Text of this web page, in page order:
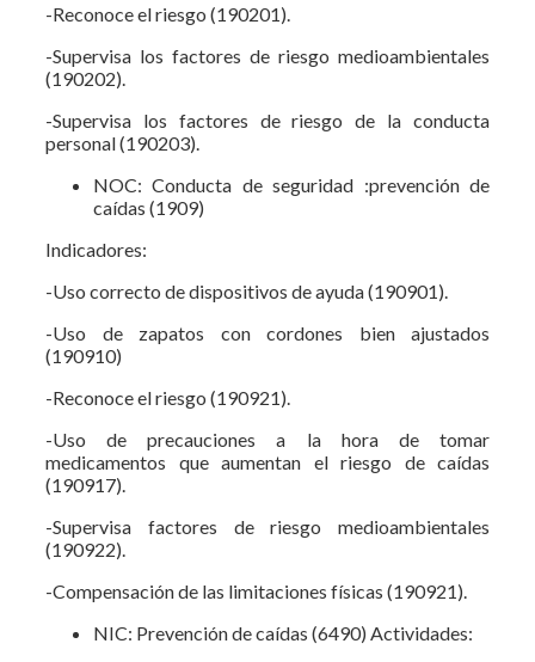
-Reconoce el riesgo (190201).
-Supervisa los factores de riesgo medioambientales
(190202).
-Supervisa los factores de riesgo de la conducta
personal (190203).
NOC: Conducta de seguridad :prevención de
caídas (1909)
Indicadores:
-Uso correcto de dispositivos de ayuda (190901).
-Uso de zapatos con cordones bien ajustados
(190910)
-Reconoce el riesgo (190921).
-Uso de precauciones a la hora de tomar
medicamentos que aumentan el riesgo de caídas
(190917).
-Supervisa factores de riesgo medioambientales
(190922).
-Compensación de las limitaciones físicas (190921).
NIC: Prevención de caídas (6490) Actividades: